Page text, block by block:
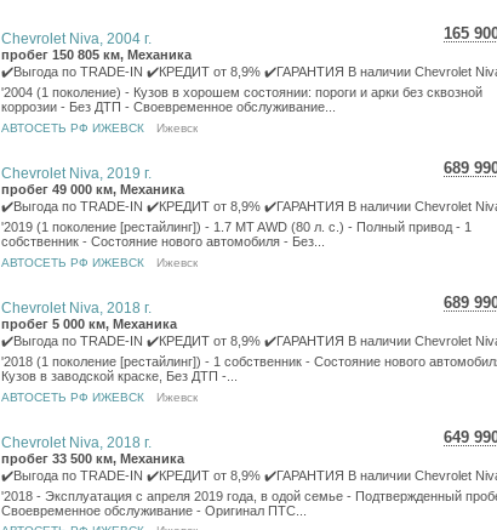
165
2
Chevrolet Niva, 2004 г.
пробег 150 805 км, Механика
✔️Выгода по TRADE-IN ✔️КРЕДИТ от 8,9% ✔️ГАРАНТИЯ В наличии Chevrolet
'2004 (1 поколение) - Кузов в хорошем состоянии: пороги и арки без сквозной
коррозии - Без ДТП - Своевременное обслуживание...
АВТОСЕТЬ РФ ИЖЕВСК Ижевск
689
10
Chevrolet Niva, 2019 г.
пробег 49 000 км, Механика
✔️Выгода по TRADE-IN ✔️КРЕДИТ от 8,9% ✔️ГАРАНТИЯ В наличии Chevrolet
'2019 (1 поколение [рестайлинг]) - 1.7 MT AWD (80 л. с.) - Полный привод - 1
собственник - Состояние нового автомобиля - Без...
АВТОСЕТЬ РФ ИЖЕВСК Ижевск
689
10
Chevrolet Niva, 2018 г.
пробег 5 000 км, Механика
✔️Выгода по TRADE-IN ✔️КРЕДИТ от 8,9% ✔️ГАРАНТИЯ В наличии Chevrolet
'2018 (1 поколение [рестайлинг]) - 1 собственник - Состояние нового
Кузов в заводской краске, Без ДТП -...
АВТОСЕТЬ РФ ИЖЕВСК Ижевск
649
9
Chevrolet Niva, 2018 г.
пробег 33 500 км, Механика
✔️Выгода по TRADE-IN ✔️КРЕДИТ от 8,9% ✔️ГАРАНТИЯ В наличии Chevrolet
'2018 - Эксплуатация с апреля 2019 года, в одой семье - Подтвержденный
Своевременное обслуживание - Оригинал ПТС...